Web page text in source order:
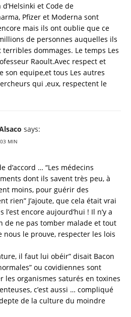
et Code de
Pfizer et Moderna sont
mais ils ont oublie que ce
de personnes auquelles ils
dommages. Le temps Les
Raoult.Avec respect et
equipe,et tous Les autres
qui ,eux, respectent le
says:
MIN
d’accord … “Les médecins
dont ils savent très peu, à
moins, pour guérir des
rien” J’ajoute, que cela était vrai
encore aujourd’hui ! Il n’y a
de ne pas tomber malade et tout
nous le prouve, respecter les lois
il faut lui obéir” disait Bacon
ou covidiennes sont
les organismes saturés en toxines
c’est aussi … compliqué
de la culture du moindre